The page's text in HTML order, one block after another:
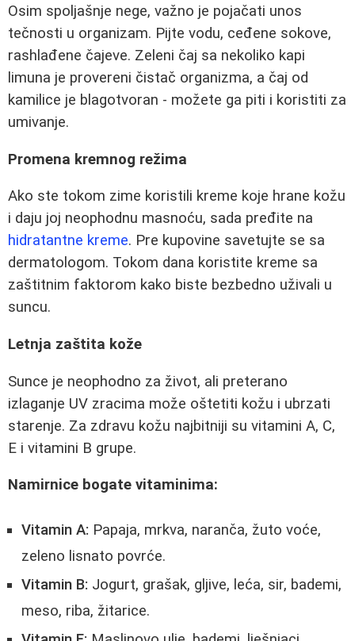
Osim spoljašnje nege, važno je pojačati unos
tečnosti u organizam. Pijte vodu, ceđene sokove,
rashlađene čajeve. Zeleni čaj sa nekoliko kapi
limuna je provereni čistač organizma, a čaj od
kamilice je blagotvoran - možete ga piti i koristiti za
umivanje.
Promena kremnog režima
Ako ste tokom zime koristili kreme koje hrane kožu
i daju joj neophodnu masnoću, sada pređite na
hidratantne kreme. Pre kupovine savetujte se sa
dermatologom. Tokom dana koristite kreme sa
zaštitnim faktorom kako biste bezbedno uživali u
suncu.
Letnja zaštita kože
Sunce je neophodno za život, ali preterano
izlaganje UV zracima može oštetiti kožu i ubrzati
starenje. Za zdravu kožu najbitniji su vitamini A, C,
E i vitamini B grupe.
Namirnice bogate vitaminima:
Vitamin A: Papaja, mrkva, naranča, žuto voće,
zeleno lisnato povrće.
Vitamin B: Jogurt, grašak, gljive, leća, sir, bademi,
meso, riba, žitarice.